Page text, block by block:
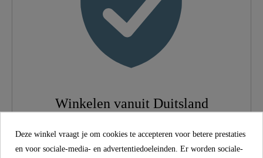
0,2 Kg
6,0 Cm
20,6 Cm
Aantal Straalsoorten 2
Winkelen vanuit Duitsland
producten bieden we niet alleen producten van de hoogste
Deze winkel vraagt je om cookies te accepteren voor betere prestaties
en voor sociale-media- en advertentiedoeleinden. Er worden sociale-